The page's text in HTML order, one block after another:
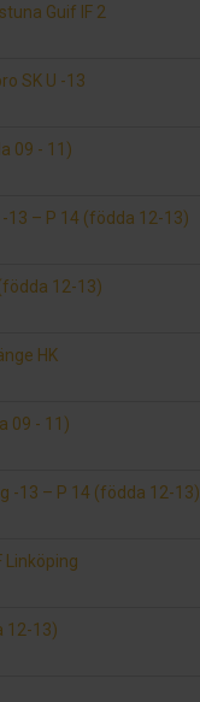
Guif IF 2
SK U -13
09 - 11)
13 – P 14 (födda 12-13)
12-13)
HK
09 - 11)
-13 – P 14 (födda 12-13)
Linköping
12-13)